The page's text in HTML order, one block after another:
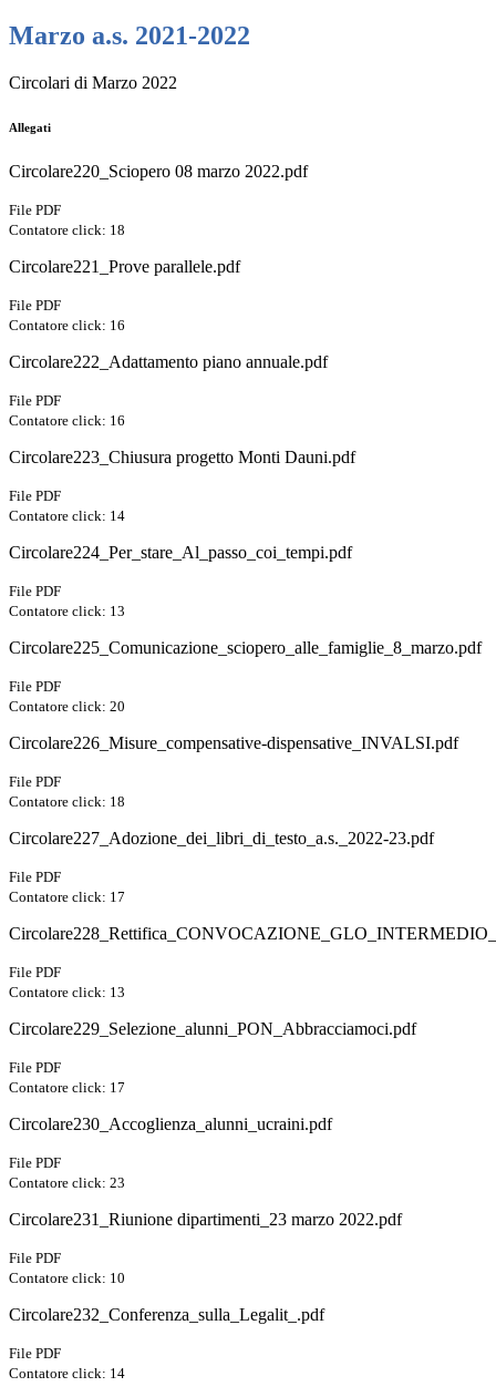
Marzo a.s. 2021-2022
Circolari di Marzo 2022
Allegati
Circolare220_Sciopero 08 marzo 2022.pdf
File PDF
Contatore click: 18
Circolare221_Prove parallele.pdf
File PDF
Contatore click: 16
Circolare222_Adattamento piano annuale.pdf
File PDF
Contatore click: 16
Circolare223_Chiusura progetto Monti Dauni.pdf
File PDF
Contatore click: 14
Circolare224_Per_stare_Al_passo_coi_tempi.pdf
File PDF
Contatore click: 13
Circolare225_Comunicazione_sciopero_alle_famiglie_8_marzo.pdf
File PDF
Contatore click: 20
Circolare226_Misure_compensative-dispensative_INVALSI.pdf
File PDF
Contatore click: 18
Circolare227_Adozione_dei_libri_di_testo_a.s._2022-23.pdf
File PDF
Contatore click: 17
File PDF
Contatore click: 13
Circolare229_Selezione_alunni_PON_Abbracciamoci.pdf
File PDF
Contatore click: 17
Circolare230_Accoglienza_alunni_ucraini.pdf
File PDF
Contatore click: 23
Circolare231_Riunione dipartimenti_23 marzo 2022.pdf
File PDF
Contatore click: 10
Circolare232_Conferenza_sulla_Legalit_.pdf
File PDF
Contatore click: 14